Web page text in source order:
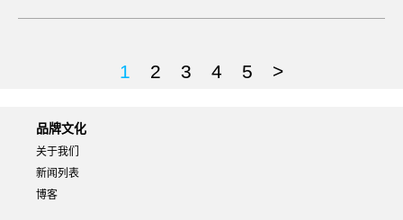
1 2 3 4 5 >
品牌文化
关于我们
新闻列表
博客